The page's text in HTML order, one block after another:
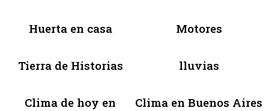
Huerta en casa Motores
Tierra de Historias lluvias
Clima de hoy en
Clima en Buenos Aires